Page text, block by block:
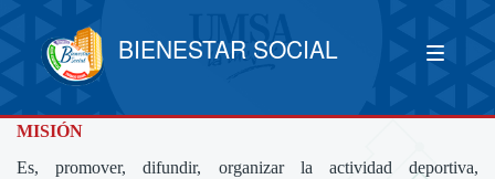
BIENESTAR SOCIAL
MISIÓN
Es, promover, difundir, organizar la actividad deportiva,